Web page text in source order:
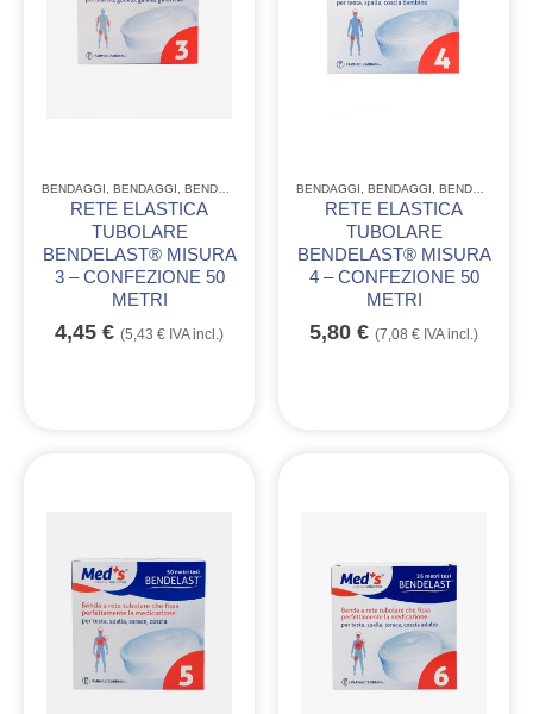
BENDAGGI , BENDAGGI , BENDAGGI MONOUSO CONSUMABILE
RETE ELASTICA
TUBOLARE
BENDELAST® MISURA
3 – CONFEZIONE 50
METRI
4,45 € (5,43 € IVA incl.)
BENDAGGI , BENDAGGI , BENDAGGI
RETE ELASTICA
TUBOLARE
BENDELAST® MISURA
4 – CONFEZIONE 50
METRI
5,80 € (7,08 € IVA incl.)